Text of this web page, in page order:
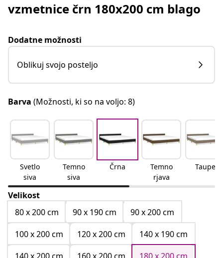
vzmetnice črn 180x200 cm blago
Dodatne možnosti
Oblikuj svojo posteljo
Barva (Možnosti, ki so na voljo: 8)
Svetlo
siva
Temno
siva
Črna
Temno
rjava
Taupe
Velikost
80 x 200 cm
90 x 190 cm
90 x 200 cm
100 x 200 cm
120 x 200 cm
140 x 190 cm